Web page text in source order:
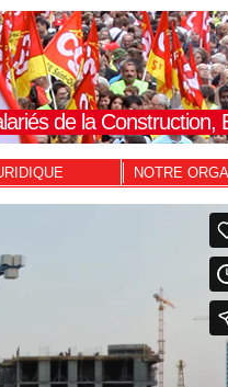
de la Construction,
NOTRE